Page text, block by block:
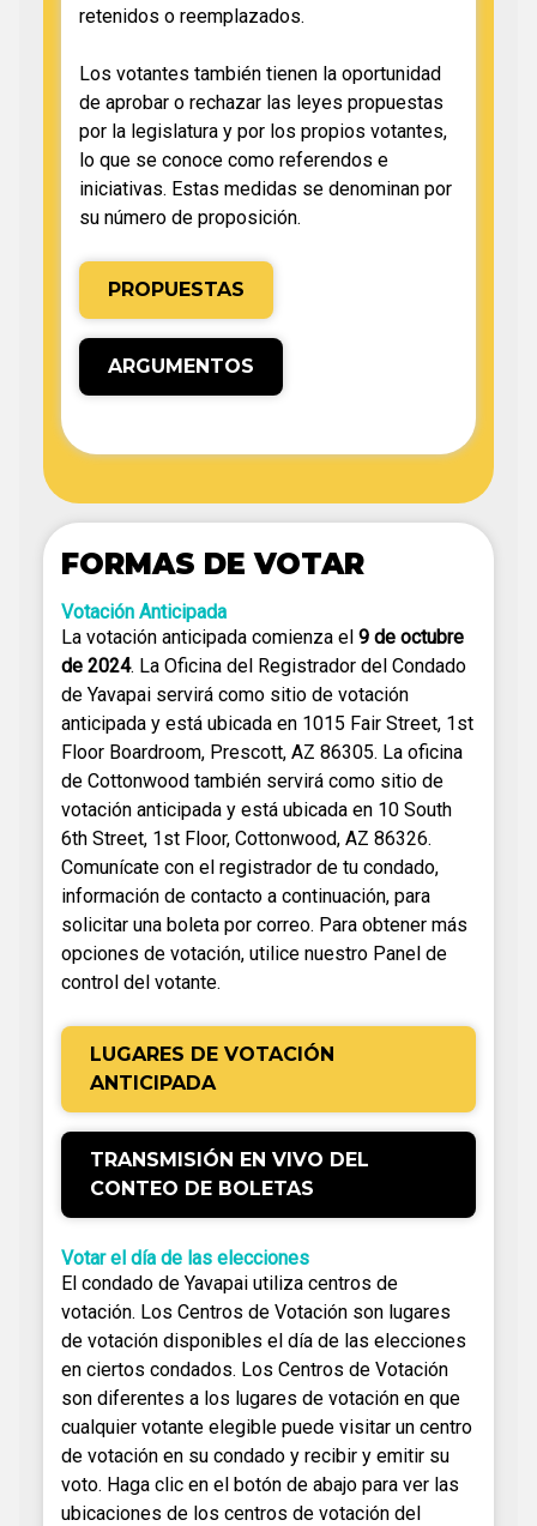
retenidos o reemplazados.
Los votantes también tienen la oportunidad
de aprobar o rechazar las leyes propuestas
por la legislatura y por los propios votantes,
lo que se conoce como referendos e
iniciativas. Estas medidas se denominan por
su número de proposición.
PROPUESTAS
ARGUMENTOS
FORMAS DE VOTAR
Votación Anticipada
La votación anticipada comienza el 9 de octubre
de 2024. La Oficina del Registrador del Condado
de Yavapai servirá como sitio de votación
anticipada y está ubicada en 1015 Fair Street, 1st
Floor Boardroom, Prescott, AZ 86305. La oficina
de Cottonwood también servirá como sitio de
votación anticipada y está ubicada en 10 South
6th Street, 1st Floor, Cottonwood, AZ 86326.
Comunícate con el registrador de tu condado,
información de contacto a continuación, para
solicitar una boleta por correo. Para obtener más
opciones de votación, utilice nuestro Panel de
control del votante.
LUGARES DE VOTACIÓN
ANTICIPADA
TRANSMISIÓN EN VIVO DEL
CONTEO DE BOLETAS
Votar el día de las elecciones
El condado de Yavapai utiliza centros de
votación. Los Centros de Votación son lugares
de votación disponibles el día de las elecciones
en ciertos condados. Los Centros de Votación
son diferentes a los lugares de votación en que
cualquier votante elegible puede visitar un centro
de votación en su condado y recibir y emitir su
voto. Haga clic en el botón de abajo para ver las
ubicaciones de los centros de votación del